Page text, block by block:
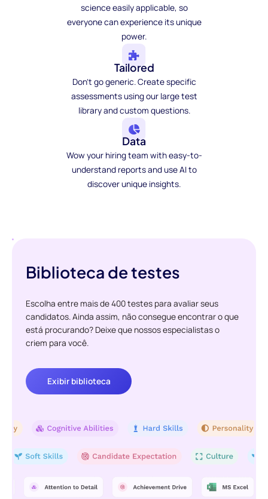
science easily applicable, so
everyone can experience its unique
power.
Tailored
Don't go generic. Create specific
assessments using our large test
library and custom questions.
Data
Wow your hiring team with easy-to-
understand reports and use AI to
discover unique insights.
Biblioteca de testes
Escolha entre mais de 400 testes para avaliar seus
candidatos. Ainda assim, não consegue encontrar o que
está procurando? Deixe que nossos especialistas o
criem para você.
Exibir biblioteca